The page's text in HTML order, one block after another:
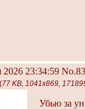
23:34:59
77 KB, 1041x869,
Убью за